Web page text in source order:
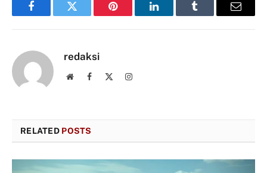
FacebookTwitter Pinterest LinkedInTumblr Email
redaksi
WebsiteFacebook Instagram
RELATED POSTS